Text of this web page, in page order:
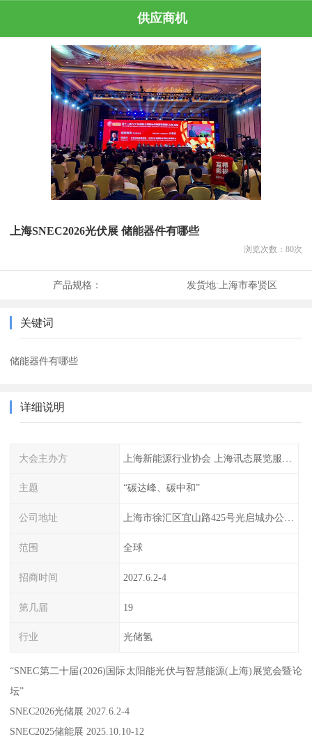
供应商机
上海SNEC2026光伏展 储能器件有哪些
浏览次数： 80次
产品规格： 发货地:上海市奉贤区
关键词
储能器件有哪些
详细说明
大会主办方
主题 “碳达峰、碳中和”
公司地址 上海市徐汇区宜山路425号光启城办公楼905-907室
范围 全球
招商时间 2027.6.2-4
第几届 19
行业 光储氢
“SNEC第二十届(2026)国际太阳能光伏与智慧能源(上海)展览会暨论
坛”
SNEC2026光储展 2027.6.2-4
SNEC2025储能展 2025.10.10-12